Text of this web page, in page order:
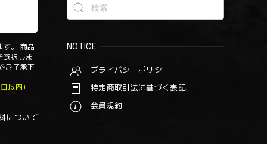
す。 商品
選択しま
ご了承下
以内）
について
NOTICE
プライバシーポリシー
特定商取引法に基づく表記
会員規約